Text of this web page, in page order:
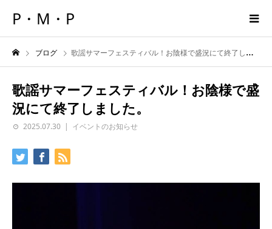
P・M・P
ブログ 歌謡サマーフェスティバル！お陰様で盛況にて終了しました。
歌謡サマーフェスティバル！お陰様で盛
況にて終了しました。
2025.07.30 イベントのお知らせ